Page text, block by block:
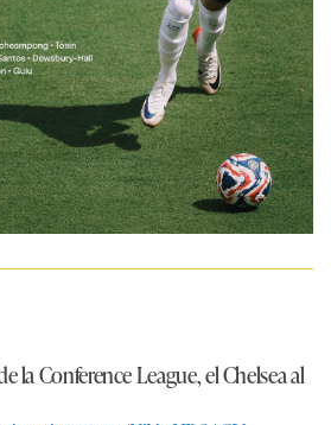
la Conference League, el Chelsea al